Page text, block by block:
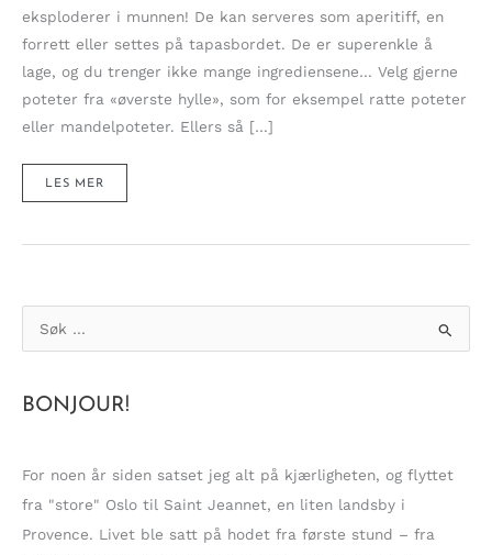
eksploderer i munnen! De kan serveres som aperitiff, en
forrett eller settes på tapasbordet. De er superenkle å
lage, og du trenger ikke mange ingrediensene… Velg gjerne
poteter fra «øverste hylle», som for eksempel ratte poteter
eller mandelpoteter. Ellers så […]
KANARIPOTETER
LAKSEROGN
LES MER
ø
e
t
e
r
BONJOUR!
For noen år siden satset jeg alt på kjærligheten, og flyttet
fra "store" Oslo til Saint Jeannet, en liten landsby i
Provence. Livet ble satt på hodet fra første stund – fra